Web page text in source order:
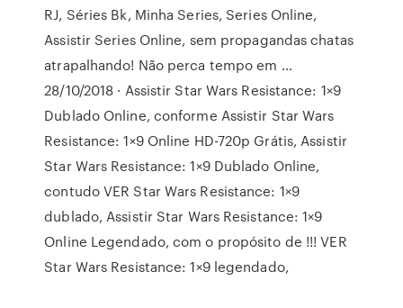
RJ, Séries Bk, Minha Series, Series Online,
Assistir Series Online, sem propagandas chatas
atrapalhando! Não perca tempo em …
28/10/2018 · Assistir Star Wars Resistance: 1×9
Dublado Online, conforme Assistir Star Wars
Resistance: 1×9 Online HD-720p Grátis, Assistir
Star Wars Resistance: 1×9 Dublado Online,
contudo VER Star Wars Resistance: 1×9
dublado, Assistir Star Wars Resistance: 1×9
Online Legendado, com o propósito de !!! VER
Star Wars Resistance: 1×9 legendado,